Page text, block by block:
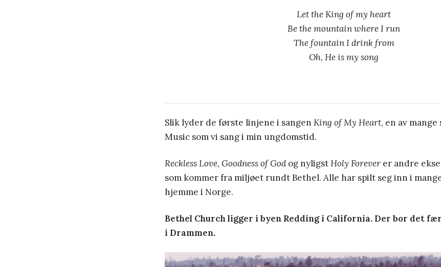
Let the King of my heart
Be the mountain where I run
The fountain I drink from
Oh, He is my song
Slik lyder de første linjene i sangen King of My Heart, en av
Music som vi sang i min ungdomstid.
Reckless Love, Goodness of Godog nyligstHoly Forever er andre
som kommer fra miljøet rundt Bethel. Alle har spilt seg inn i
hjemme i Norge.
Bethel Church ligger i byen Redding i California. Der bor det
i Drammen.